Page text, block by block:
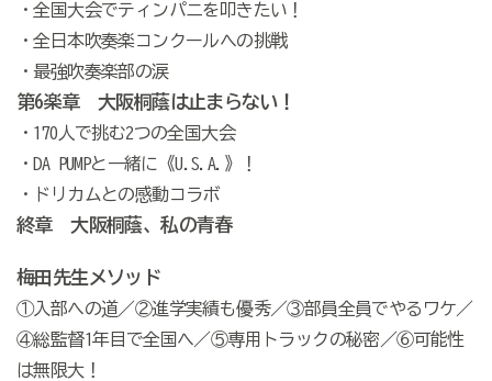
・全国大会でティンパニを叩きたい！
・全日本吹奏楽コンクールへの挑戦
・最強吹奏楽部の涙
第6楽章 大阪桐蔭は止まらない！
・170人で挑む2つの全国大会
・DA PUMPと一緒に《U.S.A.》！
・ドリカムとの感動コラボ
終章 大阪桐蔭、私の青春
梅田先生メソッド
①入部への道／②進学実績も優秀／③部員全員でやるワケ／
④総監督1年目で全国へ／⑤専用トラックの秘密／⑥可能性
は無限大！